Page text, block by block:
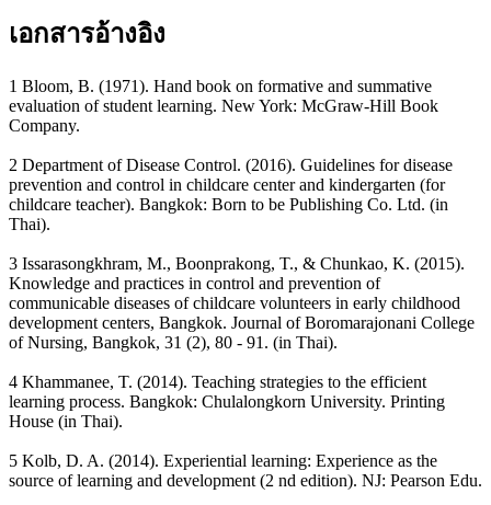
เอกสารอ้างอิง
1 Bloom, B. (1971). Hand book on formative and summative
evaluation of student learning. New York: McGraw-Hill Book
Company.
2 Department of Disease Control. (2016). Guidelines for disease
prevention and control in childcare center and kindergarten (for
childcare teacher). Bangkok: Born to be Publishing Co. Ltd. (in
Thai).
3 Issarasongkhram, M., Boonprakong, T., & Chunkao, K. (2015).
Knowledge and practices in control and prevention of
communicable diseases of childcare volunteers in early childhood
development centers, Bangkok. Journal of Boromarajonani College
of Nursing, Bangkok, 31 (2), 80 - 91. (in Thai).
4 Khammanee, T. (2014). Teaching strategies to the efficient
learning process. Bangkok: Chulalongkorn University. Printing
House (in Thai).
5 Kolb, D. A. (2014). Experiential learning: Experience as the
source of learning and development (2 nd edition). NJ: Pearson Edu.